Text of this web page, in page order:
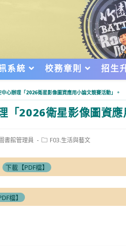
系統 校務章則 招生
心辦理「2026衛星影像圖資應用小論文競賽活動」。
「2026衛星影像圖資應
圖書館管理員
PostF03.生活與藝文
下載【PDF檔】
檔】